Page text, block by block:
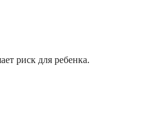
риск для ребенка.